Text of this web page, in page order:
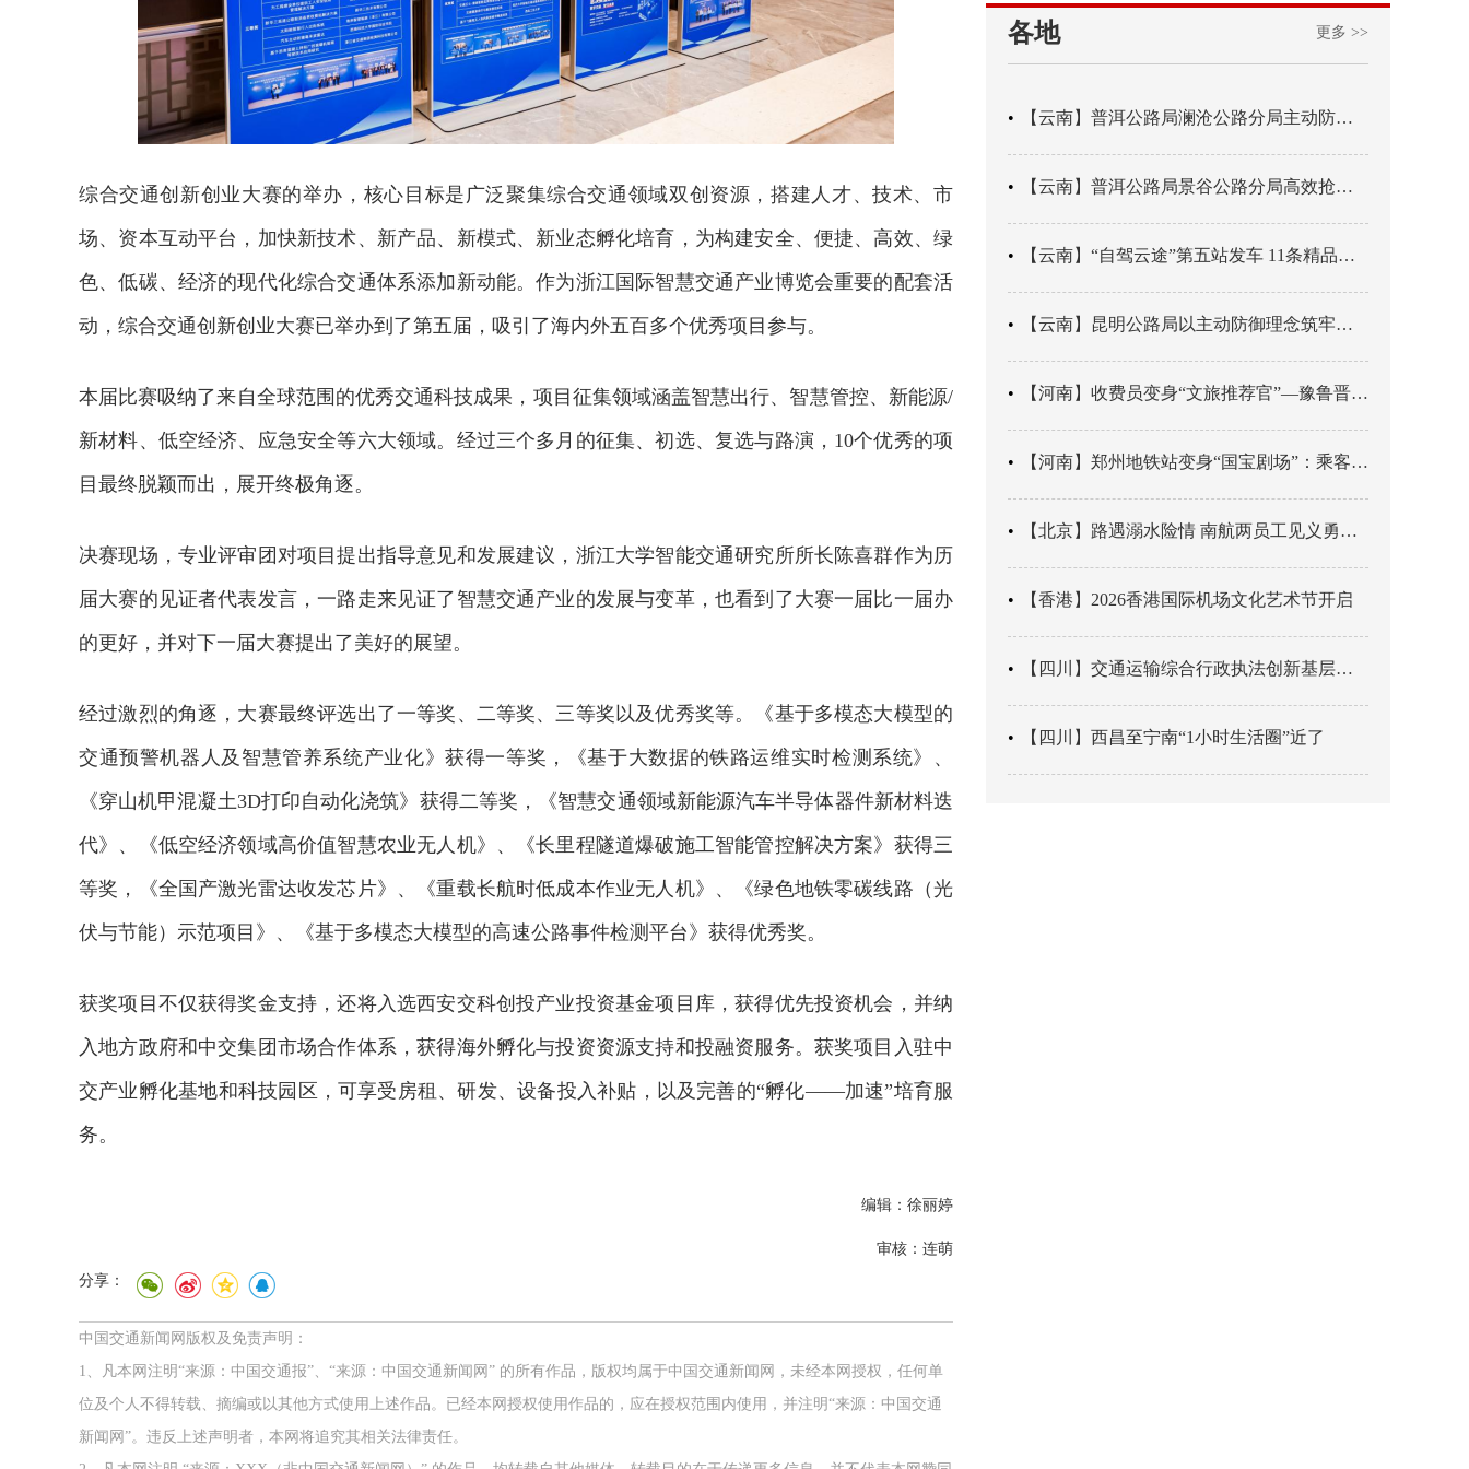
综合交通创新创业大赛的举办，核心目标是广泛聚集综合交通领域双创资源，搭建人才、技术、市
场、资本互动平台，加快新技术、新产品、新模式、新业态孵化培育，为构建安全、便捷、高效、绿
色、低碳、经济的现代化综合交通体系添加新动能。作为浙江国际智慧交通产业博览会重要的配套活
动，综合交通创新创业大赛已举办到了第五届，吸引了海内外五百多个优秀项目参与。
本届比赛吸纳了来自全球范围的优秀交通科技成果，项目征集领域涵盖智慧出行、智慧管控、新能源/
新材料、低空经济、应急安全等六大领域。经过三个多月的征集、初选、复选与路演，10个优秀的项
目最终脱颖而出，展开终极角逐。
决赛现场，专业评审团对项目提出指导意见和发展建议，浙江大学智能交通研究所所长陈喜群作为历
届大赛的见证者代表发言，一路走来见证了智慧交通产业的发展与变革，也看到了大赛一届比一届办
的更好，并对下一届大赛提出了美好的展望。
经过激烈的角逐，大赛最终评选出了一等奖、二等奖、三等奖以及优秀奖等。《基于多模态大模型的
交通预警机器人及智慧管养系统产业化》获得一等奖，《基于大数据的铁路运维实时检测系统》、
《穿山机甲混凝土3D打印自动化浇筑》获得二等奖，《智慧交通领域新能源汽车半导体器件新材料迭
代》、《低空经济领域高价值智慧农业无人机》、《长里程隧道爆破施工智能管控解决方案》获得三
等奖，《全国产激光雷达收发芯片》、《重载长航时低成本作业无人机》、《绿色地铁零碳线路（光
伏与节能）示范项目》、《基于多模态大模型的高速公路事件检测平台》获得优秀奖。
获奖项目不仅获得奖金支持，还将入选西安交科创投产业投资基金项目库，获得优先投资机会，并纳
入地方政府和中交集团市场合作体系，获得海外孵化与投资资源支持和投融资服务。获奖项目入驻中
交产业孵化基地和科技园区，可享受房租、研发、设备投入补贴，以及完善的“孵化——加速”培育服
务。
编辑：徐丽婷
审核：连萌
分享：
中国交通新闻网版权及免责声明：
1、凡本网注明“来源：中国交通报”、“来源：中国交通新闻网” 的所有作品，版权均属于中国交通新闻网，未经本网授权，任何单
位及个人不得转载、摘编或以其他方式使用上述作品。已经本网授权使用作品的，应在授权范围内使用，并注明“来源：中国交通
新闻网”。违反上述声明者，本网将追究其相关法律责任。
各地 更多 >>
【云南】普洱公路局澜沧公路分局主动防御成功处置214国道山体崩塌险情
【云南】普洱公路局景谷公路分局高效抢通紧急送医村路
【云南】“自驾云途”第五站发车 11条精品线路串起全域风光
【云南】昆明公路局以主动防御理念筑牢汛期安全防线
【河南】收费员变身“文旅推荐官”—豫鲁晋四地市交旅融合让游客一下高速就“入戏”
【河南】郑州地铁站变身“国宝剧场”：乘客刚出车厢，就“入戏”千年
【北京】路遇溺水险情 南航两员工见义勇为科学施救
【香港】2026香港国际机场文化艺术节开启
【四川】交通运输综合行政执法创新基层辖区治理“4+3” 新模式
【四川】西昌至宁南“1小时生活圈”近了